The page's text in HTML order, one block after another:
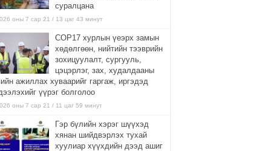
суралцана
оны 7 сар 21 / 13 цаг 43 минут
COP17 хурлын үеэрх замын
хөдөлгөөн, нийтийн тээврийн
зохицуулалт, сургууль,
цэцэрлэг, зах, худалдааны
ажиллах хуваарийг гаргаж, иргэдэд
үүрэг болголоо
оны 7 сар 21 / 11 цаг 59 минут
Гэр бүлийн хэрэг шүүхэд
хянан шийдвэрлэх тухай
хуулиар хүүхдийн дээд ашиг